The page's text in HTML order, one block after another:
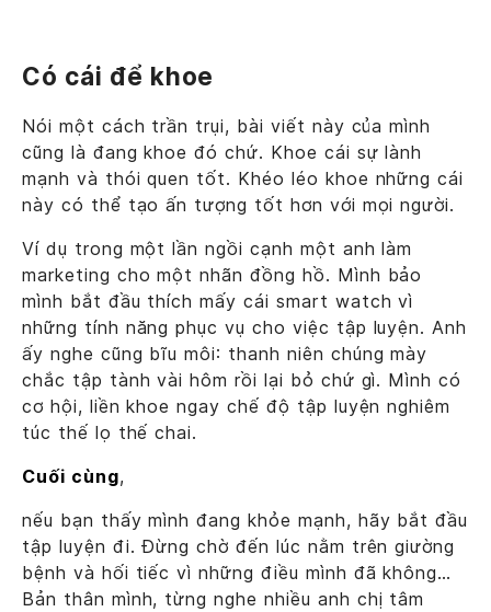
Có cái để khoe
Nói một cách trần trụi, bài viết này của mình
cũng là đang khoe đó chứ. Khoe cái sự lành
mạnh và thói quen tốt. Khéo léo khoe những cái
này có thể tạo ấn tượng tốt hơn với mọi người.
Ví dụ trong một lần ngồi cạnh một anh làm
marketing cho một nhãn đồng hồ. Mình bảo
mình bắt đầu thích mấy cái smart watch vì
những tính năng phục vụ cho việc tập luyện. Anh
ấy nghe cũng bĩu môi: thanh niên chúng mày
chắc tập tành vài hôm rồi lại bỏ chứ gì. Mình có
cơ hội, liền khoe ngay chế độ tập luyện nghiêm
túc thế lọ thế chai.
Cuối cùng,
nếu bạn thấy mình đang khỏe mạnh, hãy bắt đầu
tập luyện đi. Đừng chờ đến lúc nằm trên giường
bệnh và hối tiếc vì những điều mình đã không…
Bản thân mình, từng nghe nhiều anh chị tâm